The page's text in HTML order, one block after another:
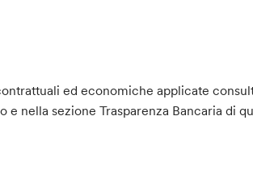
ed economiche applicate
nella sezione Trasparenza Bancaria di